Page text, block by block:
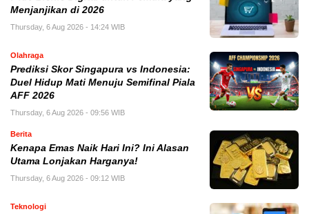
Menjanjikan di 2026
Thursday, 6 Aug 2026 - 14:24 WIB
Olahraga
Prediksi Skor Singapura vs Indonesia:
Duel Hidup Mati Menuju Semifinal Piala
AFF 2026
Thursday, 6 Aug 2026 - 09:56 WIB
Berita
Kenapa Emas Naik Hari Ini? Ini Alasan
Utama Lonjakan Harganya!
Thursday, 6 Aug 2026 - 09:12 WIB
Teknologi